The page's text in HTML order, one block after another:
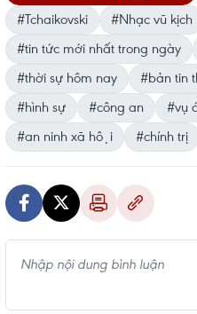
#Tchaikovski
#Nhạc vũ kịch
#tin tức mới nhất trong ngày
#thời sự hôm nay
#bản tin
#hình sự
#công an #vụ
#an ninh xã hội
#chính trị